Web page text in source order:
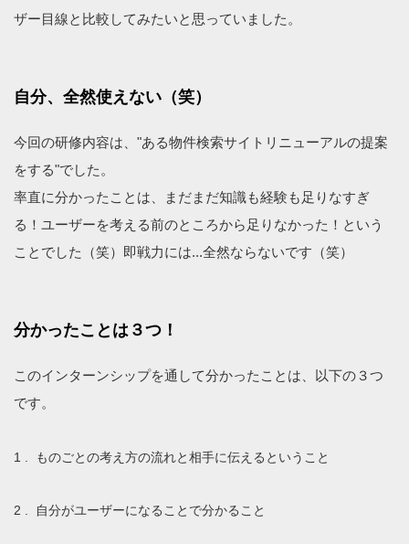
ザー目線と比較してみたいと思っていました。
自分、全然使えない（笑）
今回の研修内容は、"ある物件検索サイトリニューアルの提案
をする"でした。
率直に分かったことは、まだまだ知識も経験も足りなすぎ
る！ユーザーを考える前のところから足りなかった！という
ことでした（笑）即戦力には...全然ならないです（笑）
分かったことは３つ！
このインターンシップを通して分かったことは、以下の３つ
です。
ものごとの考え方の流れと相手に伝えるということ
自分がユーザーになることで分かること